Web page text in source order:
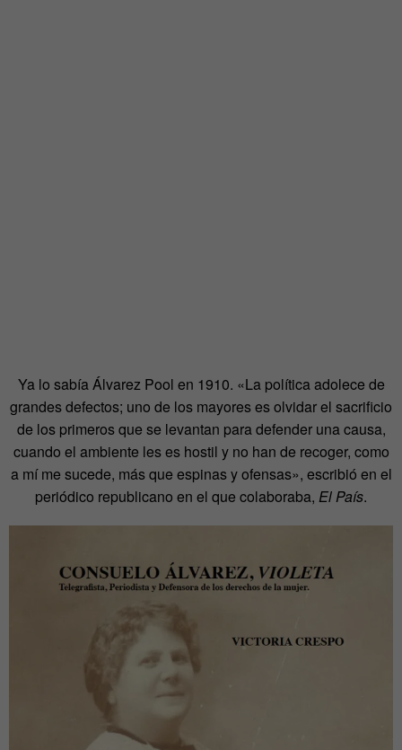
Ya lo sabía Álvarez Pool en 1910. «La política adolece de
grandes defectos; uno de los mayores es olvidar el sacrificio
de los primeros que se levantan para defender una causa,
cuando el ambiente les es hostil y no han de recoger, como
a mí me sucede, más que espinas y ofensas», escribió en el
periódico republicano en el que colaboraba, El País.